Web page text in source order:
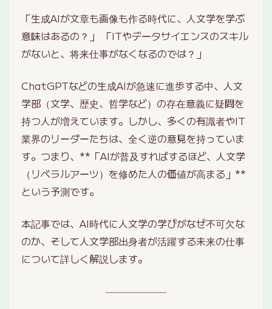
「生成AIが文章も画像も作る時代に、人文学を学ぶ
意味はあるの？」 「ITやデータサイエンスのスキル
がないと、将来仕事がなくなるのでは？」
ChatGPTなどの生成AIが急速に進歩する中、人文
学部（文学、歴史、哲学など）の存在意義に疑問を
持つ人が増えています。しかし、多くの有識者やIT
業界のリーダーたちは、全く逆の意見を持っていま
す。つまり、**「AIが普及すればするほど、人文学
（リベラルアーツ）を修めた人の価値が高まる」**
という予測です。
本記事では、AI時代に人文学の学びがなぜ不可欠な
のか、そして人文学部出身者が活躍する未来の仕事
について詳しく解説します。